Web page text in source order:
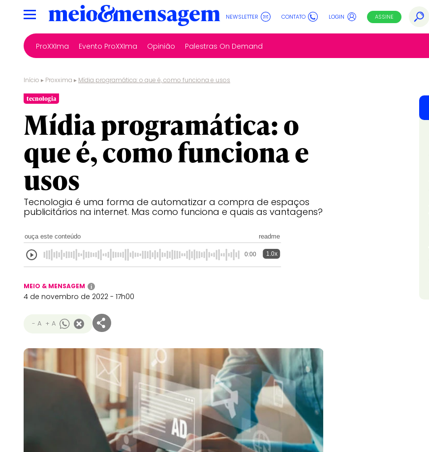
NEWSLETTER CONTATO LOGIN ASSINE
ProXXIma Evento ProXXIma Opinião Palestras On Demand
Início ▸ Proxxima ▸ Mídia programática: o que é, como funciona e usos
tecnologia
Mídia programática: o
que é, como funciona e
usos
Tecnologia é uma forma de automatizar a compra de espaços
publicitários na internet. Mas como funciona e quais as vantagens?
ouça este conteúdo readme
0:00 1.0x
MEIO & MENSAGEM i
4 de novembro de 2022 - 17h00
- A + A